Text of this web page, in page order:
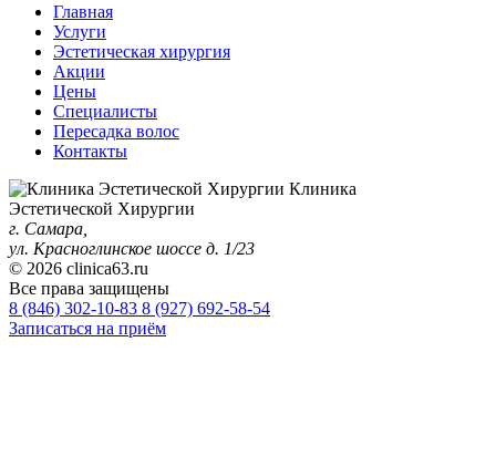
Главная
Услуги
Эстетическая хирургия
Акции
Цены
Специалисты
Пересадка волос
Контакты
Клиника
Эстетической Хирургии
г. Самара,
ул. Красноглинское шоссе д. 1/23
© 2026 clinica63.ru
Все права защищены
8 (846) 302-10-83 8 (927) 692-58-54
Записаться на приём